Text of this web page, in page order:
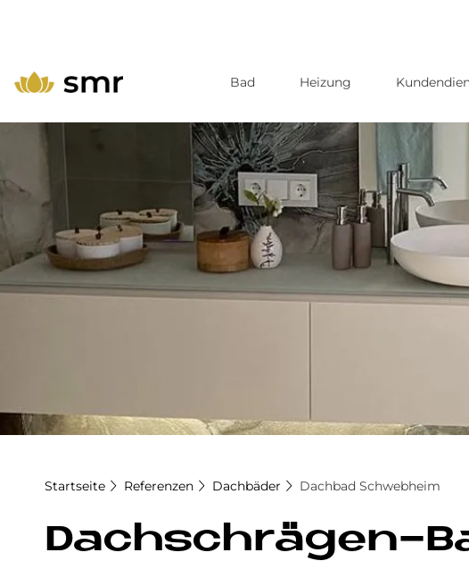
Bad Heizung
Startseite Referenzen Dachbäder Dach­bad Schweb­heim
Dach­schrä­gen-